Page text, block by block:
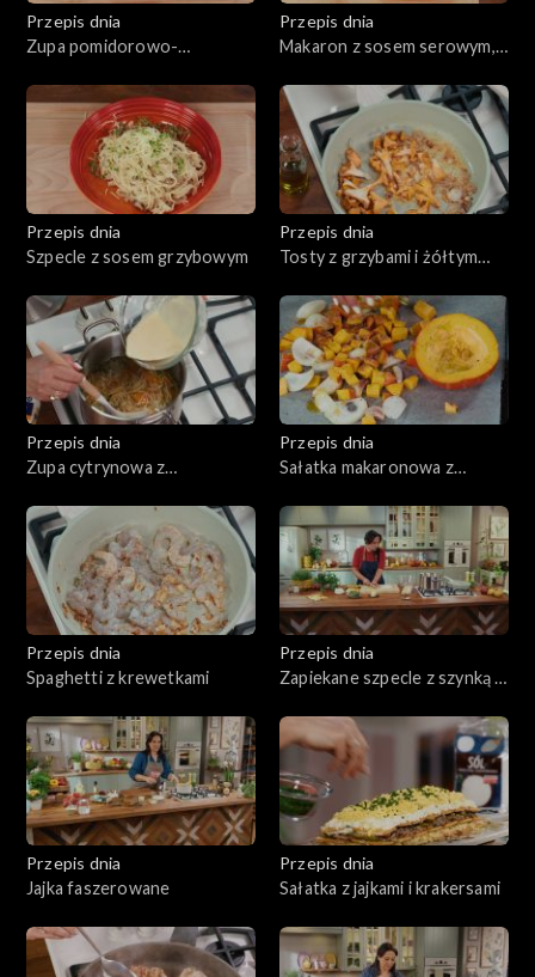
Przepis dnia
Zupa pomidorowo-
Przepis dnia
Makaron z sosem serowym,
Przepis dnia
Szpecle z sosem grzybowym
Przepis dnia
Tosty z grzybami i żółtym
Przepis dnia
Zupa cytrynowa z
Przepis dnia
Sałatka makaronowa z
Przepis dnia
Spaghetti z krewetkami
Przepis dnia
Zapiekane szpecle z szynką i
Przepis dnia
Jajka faszerowane
Przepis dnia
Sałatka z jajkami i krakersami